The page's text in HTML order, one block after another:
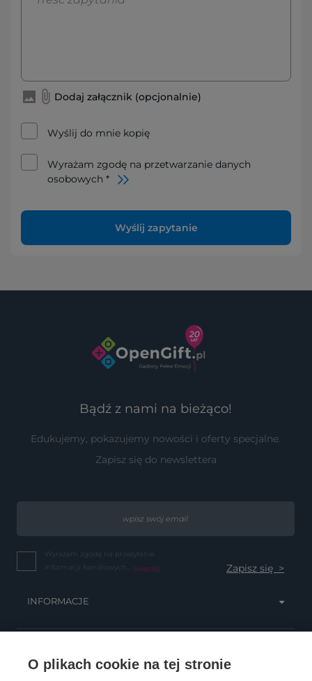
O plikach cookie na tej stronie
Dodaj załącznik (opcjonalnie)
Wyślij do mnie kopię
Wyrażam zgodę na przetwarzanie danych
osobowych *
Wyślij zapytanie
Bądź z nami na bieżąco!
Edukujemy, pokazujemy nowości i oferty specjalne.
Zapisz się do newslettera
Wyrażam zgodę na przesyłanie
informacji handlowych... (więcej)
INFORMACJE
OBSŁUGA KLIENTA